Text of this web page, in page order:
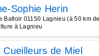
Sophie Herin
Battoir 01150 Lagnieu (à 50 km
à Lagnieu
Cueilleurs de Miel